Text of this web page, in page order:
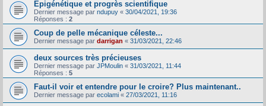
Epigénétique et progrès scientifique
Dernier message par ndupuy « 30/04/2021, 19:36
Réponses : 2
Coup de pelle mécanique céleste...
Dernier message par darrigan « 31/03/2021, 22:46
deux sources très précieuses
Dernier message par JPMoulin « 31/03/2021, 11:44
Réponses : 5
Faut-il voir et entendre pour le croire? Plus maintenant..
Dernier message par ecolami « 27/03/2021, 11:16